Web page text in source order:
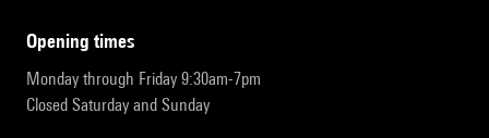
opening times
Monday through Friday 9:30am-7pm
Closed Saturday and Sunday